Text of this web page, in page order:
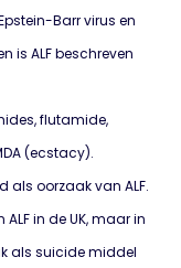
Barr virus en
is ALF beschreven
flutamide,
(ecstacy).
als oorzaak van ALF.
in de UK, maar in
als suicide middel